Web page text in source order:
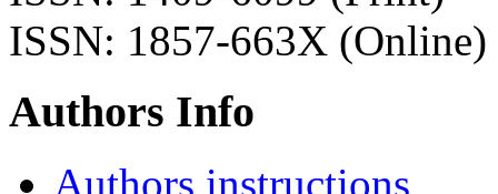
ISSN: 1857-663X (Online)
Authors Info
Authors instructions